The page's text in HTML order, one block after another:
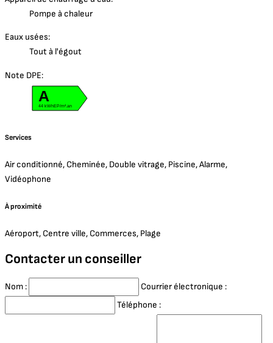
Pompe à chaleur
Eaux usées:
Tout à l'égout
Note DPE:
A
44 kWhEP/m².an
Services
Air conditionné, Cheminée, Double vitrage, Piscine, Alarme,
Vidéophone
À proximité
Aéroport, Centre ville, Commerces, Plage
Contacter un conseiller
Nom :
Courrier électronique :
Téléphone :